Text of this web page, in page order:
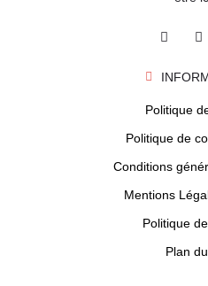
Politique
Politique de
Conditions
Mentions
Politique
Plan